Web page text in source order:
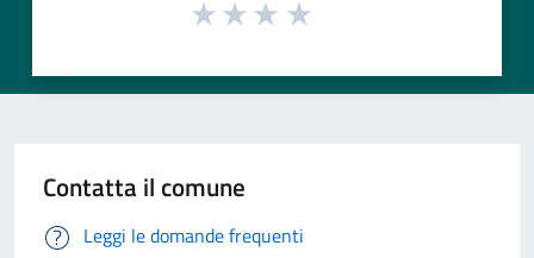
Contatta il comune
Leggi le domande frequenti